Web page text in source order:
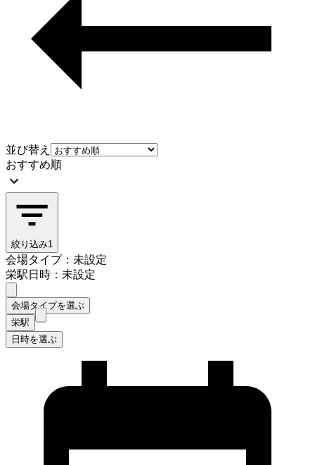
並び替え
おすすめ順
絞り込み1
会場タイプ：未設定
栄駅日時：未設定
会場タイプを選ぶ
栄駅
日時を選ぶ